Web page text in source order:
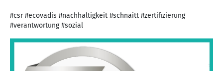
#csr #ecovadis #nachhaltigkeit #schnaitt #zertifizierung
#verantwortung #sozial